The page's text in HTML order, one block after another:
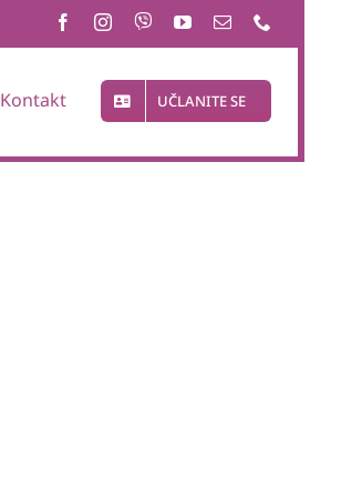
Kontakt UČLANITE SE